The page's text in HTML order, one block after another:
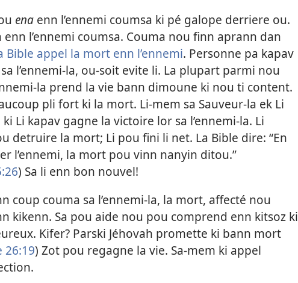
ena enn l’ennemi coumsa ki pé galope derriere ou.
l’ennemi coumsa. Couma nou finn aprann dan
Bible appel la mort enn l’ennemi. Personne pa kapav
l’ennemi-la, ou-soit evite li. La plupart parmi nou
la prend la vie bann dimoune ki nou ti content.
pli fort ki la mort. Li-mem sa Sauveur-la ek Li
Li kapav gagne la victoire lor sa l’ennemi-la. Li
detruire la mort; Li pou fini li net. La Bible dire: “En
l’ennemi, la mort pou vinn nanyin ditou.”
) Sa li enn bon nouvel!
coup couma sa l’ennemi-la, la mort, affecté nou
kikenn. Sa pou aide nou pou comprend enn kitsoz ki
Kifer? Parski Jéhovah promette ki bann mort
26:19) Zot pou regagne la vie. Sa-mem ki appel